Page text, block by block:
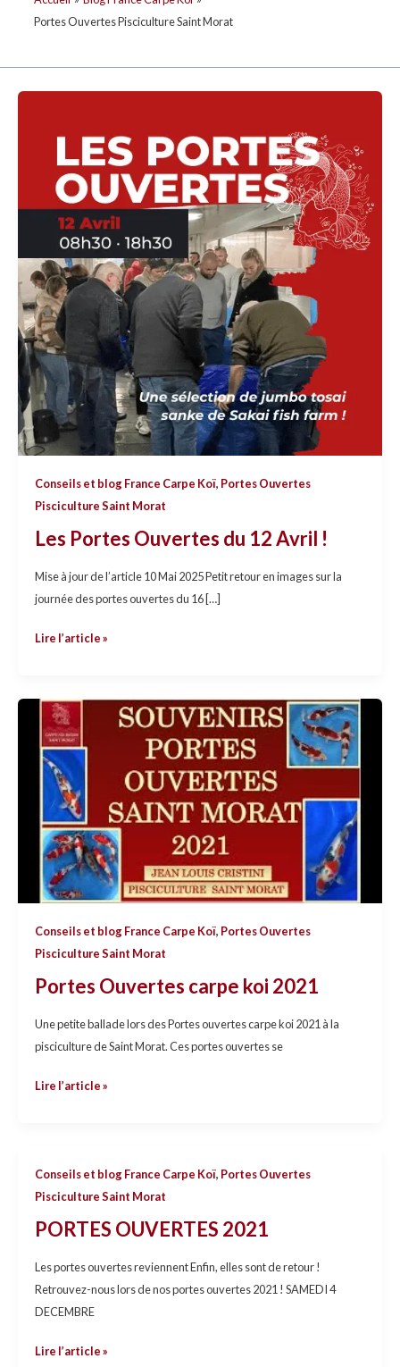
Portes Ouvertes Pisciculture Saint Morat
Conseils et blog France Carpe Koï, Portes Ouvertes
Pisciculture Saint Morat
Les Portes Ouvertes du 12 Avril !
Mise à jour de l’article 10 Mai 2025 Petit retour en images sur la
journée des portes ouvertes du 16 […]
Avril
Lire l’article »
Conseils et blog France Carpe Koï, Portes Ouvertes
Pisciculture Saint Morat
Portes Ouvertes carpe koi 2021
Une petite ballade lors des Portes ouvertes carpe koi 2021 à la
pisciculture de Saint Morat. Ces portes ouvertes se
Portes
Ouvertes
carpe
koi
2021
Lire l’article »
Conseils et blog France Carpe Koï, Portes Ouvertes
Pisciculture Saint Morat
PORTES OUVERTES 2021
Les portes ouvertes reviennent Enfin, elles sont de retour !
Retrouvez-nous lors de nos portes ouvertes 2021 ! SAMEDI 4
DECEMBRE
PORTES
OUVERTES
Lire l’article »